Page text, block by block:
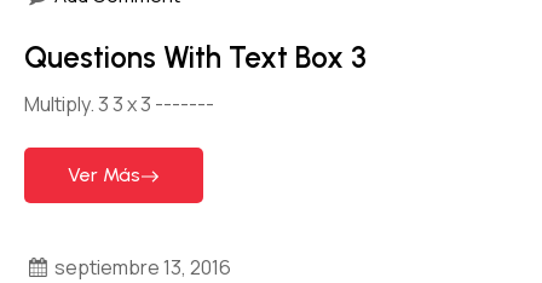
Questions With Text Box 3
Multiply. 3 3 x 3 -------
Ver Más
septiembre 13, 2016